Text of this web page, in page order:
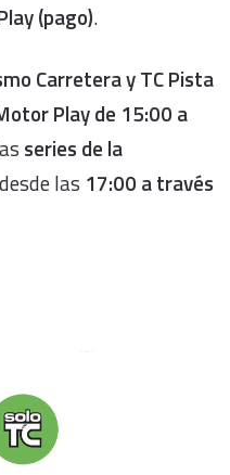
(pago).
Carretera y TC Pista
Play de 15:00 a
series de la
las 17:00 a través